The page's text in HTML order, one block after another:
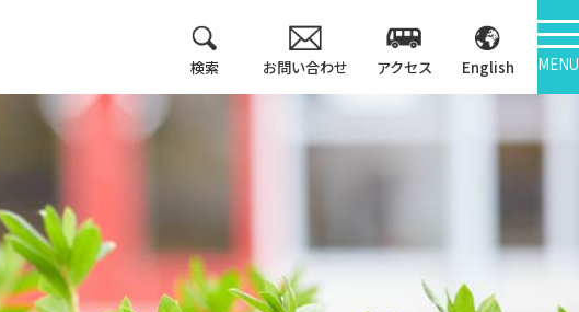
検索 お問い合わせ アクセス English MENU
教育方針
カリキュラム・マッ
プ等
中期計画